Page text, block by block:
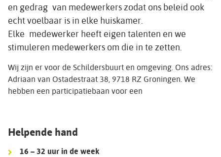
en gedrag van medewerkers zodat ons beleid ook
echt voelbaar is in elke huiskamer.
Elke medewerker heeft eigen talenten en we
stimuleren medewerkers om die in te zetten.
Wij zijn er voor de Schildersbuurt en omgeving. Ons adres:
Adriaan van Ostadestraat 38, 9718 RZ Groningen. We
hebben een participatiebaan voor een
Helpende hand
16 – 32 uur in de week